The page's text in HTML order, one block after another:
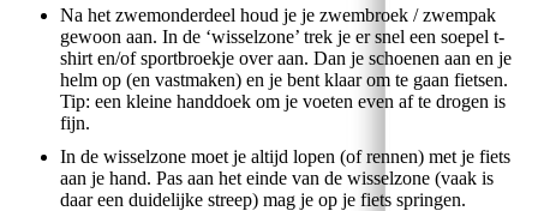
Na het zwemonderdeel houd je je zwembroek / zwempak
gewoon aan. In de ‘wisselzone’ trek je er snel een soepel t-
shirt en/of sportbroekje over aan. Dan je schoenen aan en je
helm op (en vastmaken) en je bent klaar om te gaan fietsen.
Tip: een kleine handdoek om je voeten even af te drogen is
fijn.
In de wisselzone moet je altijd lopen (of rennen) met je fiets
aan je hand. Pas aan het einde van de wisselzone (vaak is
daar een duidelijke streep) mag je op je fiets springen.